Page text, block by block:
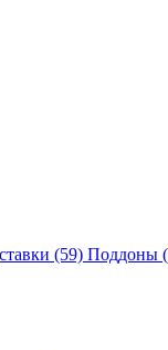
(59) Поддоны